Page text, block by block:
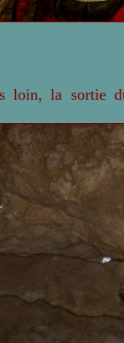
loin, la sortie